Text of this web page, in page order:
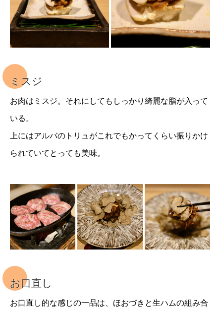
ミスジ
お肉はミスジ。それにしてもしっかり綺麗な脂が入って
いる。
上にはアルバのトリュがこれでもかってくらい振りかけ
られていてとっても美味。
お口直し
お口直し的な感じの一品は、ほおづきと生ハムの組み合